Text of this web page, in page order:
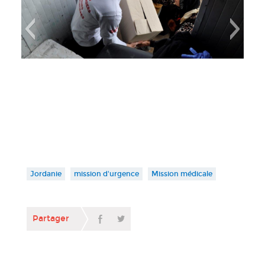
Jordanie mission d'urgence Mission médicale
Partager